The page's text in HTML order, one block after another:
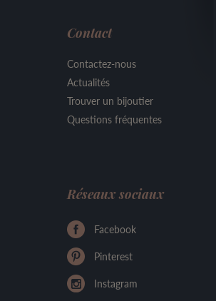
Contact
Contactez-nous
Actualités
Trouver un bijoutier
Questions fréquentes
Réseaux sociaux
Facebook
Pinterest
Instagram